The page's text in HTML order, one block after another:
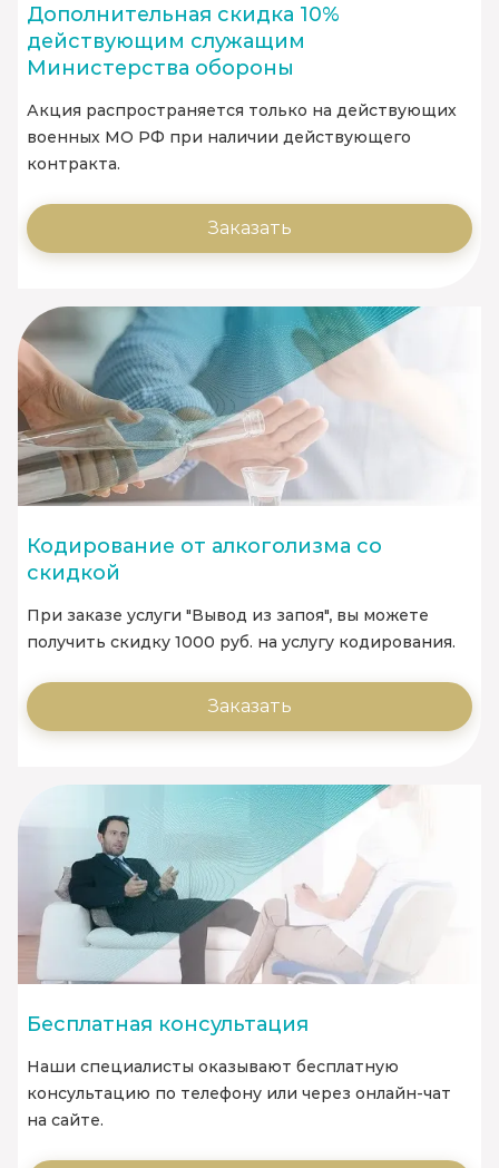
Дополнительная скидка 10%
действующим служащим
Министерства обороны
Акция распространяется только на действующих
военных МО РФ при наличии действующего
контракта.
Заказать
Кодирование от алкоголизма со
скидкой
При заказе услуги "Вывод из запоя", вы можете
получить скидку 1000 руб. на услугу кодирования.
Заказать
Бесплатная консультация
Наши специалисты оказывают бесплатную
консультацию по телефону или через онлайн-чат
на сайте.